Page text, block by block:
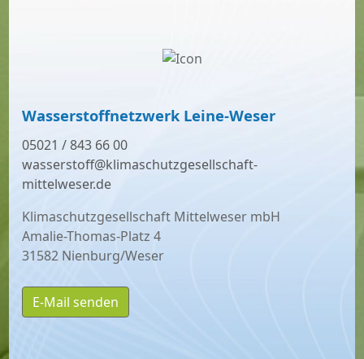
Wasserstoffnetzwerk Leine-Weser
05021 / 843 66 00
wasserstoff@klimaschutzgesellschaft-
mittelweser.de
Klimaschutzgesellschaft Mittelweser mbH
Amalie-Thomas-Platz 4
31582 Nienburg/Weser
E-Mail senden